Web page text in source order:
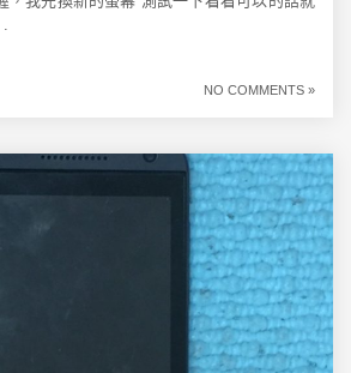
NO COMMENTS »